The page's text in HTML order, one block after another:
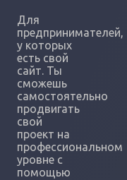
Для
предпринимателей,
у которых
есть свой
сайт. Ты
сможешь
самостоятельно
продвигать
свой
проект на
профессиональном
уровне с
помощью